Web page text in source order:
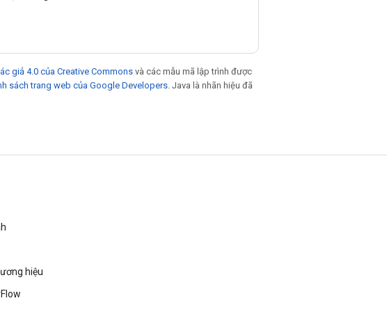
giả 4.0 của Creative Commons và các mẫu mã lập trình được
sách trang web của Google Developers . Java là nhãn hiệu đã
hiệu